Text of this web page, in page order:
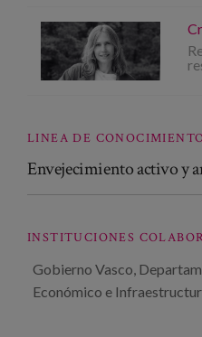
LINEA DE
Envejecimiento activo y
INSTITUCIONES
Gobierno Vasco,
Económico e